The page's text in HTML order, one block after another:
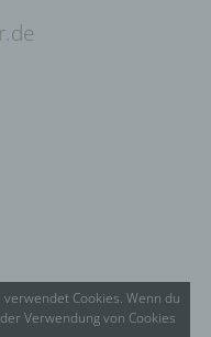
Cookies. Wenn du
Verwendung von Cookies
Folgenden
die direkt oder
mittels
oder zu
besonderen